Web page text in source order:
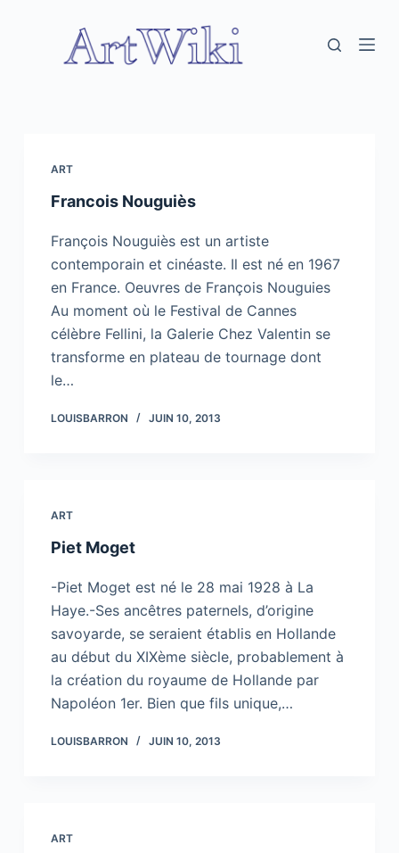
ART
Francois Nouguiès
François Nouguiès est un artiste
contemporain et cinéaste. Il est né en 1967
en France. Oeuvres de François Nouguies
Au moment où le Festival de Cannes
célèbre Fellini, la Galerie Chez Valentin se
transforme en plateau de tournage dont
le…
LOUISBARRON JUIN 10, 2013
ART
Piet Moget
-Piet Moget est né le 28 mai 1928 à La
Haye.-Ses ancêtres paternels, d’origine
savoyarde, se seraient établis en Hollande
au début du XIXème siècle, probablement à
la création du royaume de Hollande par
Napoléon 1er. Bien que fils unique,…
LOUISBARRON JUIN 10, 2013
ART